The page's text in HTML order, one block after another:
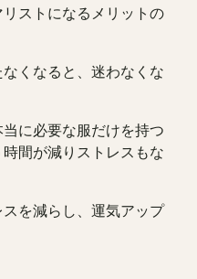
ストになるメリットの
くなると、迷わなくな
に必要な服だけを持つ
間が減りストレスもな
を減らし、運気アップ